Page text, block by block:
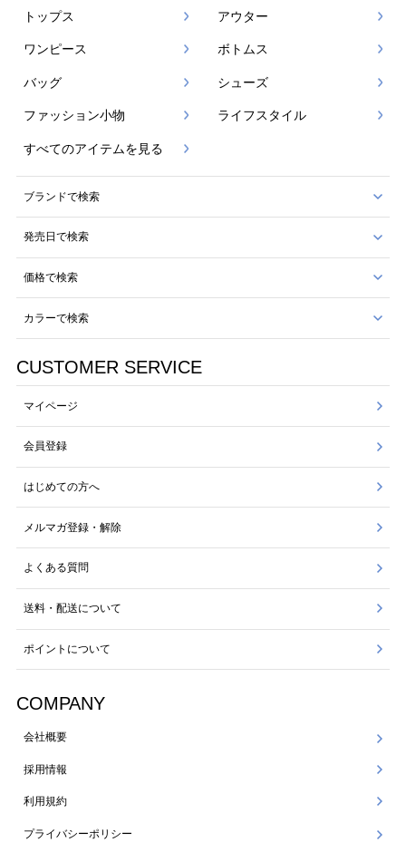
トップス アウター
ワンピース ボトムス
バッグ シューズ
ファッション小物 ライフスタイル
すべてのアイテムを見る
ブランドで検索
発売日で検索
価格で検索
カラーで検索
CUSTOMER SERVICE
マイページ
会員登録
はじめての方へ
メルマガ登録・解除
よくある質問
送料・配送について
ポイントについて
COMPANY
会社概要
採用情報
利用規約
プライバシーポリシー